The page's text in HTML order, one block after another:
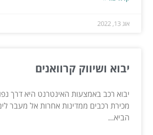
אוג 13, 2022
יבוא ושיווק קרוואנים
יבוא רכב באמצעות האינטרנט היא דרך
מכירת רכבים ממדינות אחרות אל מעבר
הביא...